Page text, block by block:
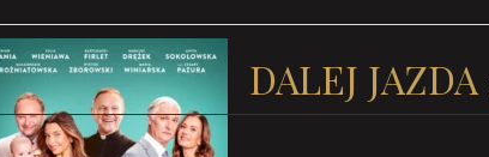
DALEJ JAZDA